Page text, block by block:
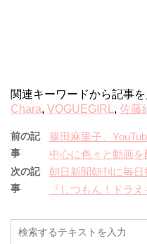
関連キーワードから記事を
Chara, VOGUEGIRL, 佐藤
前の記
事
篠田麻里子、
中心に色々と動画
次の記
事
朝日新聞朝刊に毎日
『しつもん！ドラ